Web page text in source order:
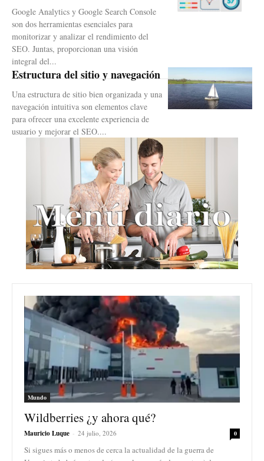
Google Analytics y Google Search Console
son dos herramientas esenciales para
monitorizar y analizar el rendimiento del
SEO. Juntas, proporcionan una visión
integral del...
Estructura del sitio y navegación
Una estructura de sitio bien organizada y una
navegación intuitiva son elementos clave
para ofrecer una excelente experiencia de
usuario y mejorar el SEO....
Mundo
Wildberries ¿y ahora qué?
Mauricio Luque - 24 julio, 2026 0
Si sigues más o menos de cerca la actualidad de la guerra de